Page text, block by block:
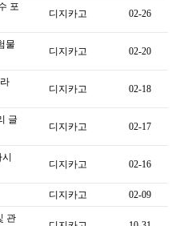
포
디지카고 02-26
물
디지카고 02-20
디지카고 02-18
글
디지카고 02-17
디지카고 02-16
디지카고 02-09
관